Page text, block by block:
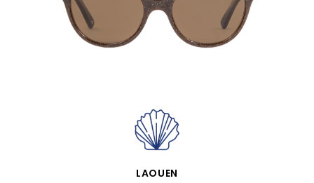
APERÇU RAPIDE
LAOUEN